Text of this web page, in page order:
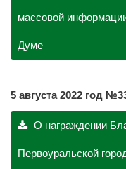
массовой
Думе
5 августа 2022 год
О награждении
Первоуральской